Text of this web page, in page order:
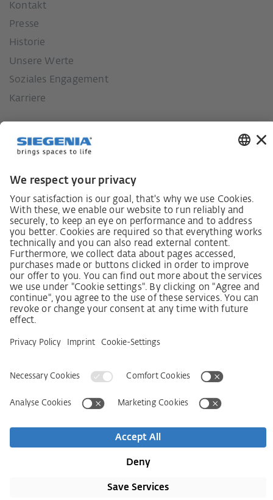
Kontakt
Presse
Historie
Unsere Werte
Soziales Engagement
Karriere
Lieferkettensorgfaltspflichtengesetz
Lieferantenkodex
LkSG-Merkblatt für Lieferanten
Grundsatzerklärung Menschenrechtsstrategie
Beschwerdeverfahren
Erklärung zur Barrierefreiheit
Services